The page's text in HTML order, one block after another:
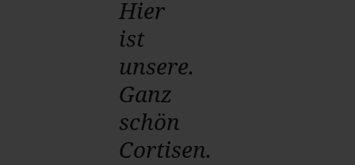
Hier
ist
unsere.
Ganz
schön
Cortisen.